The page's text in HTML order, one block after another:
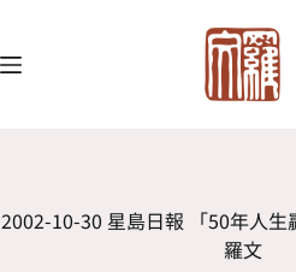
2002-10-30 星島日報 「50年人生
羅文